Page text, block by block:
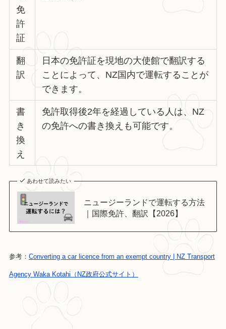
免
許
証
翻
訳
日本の免許証を現地の大使館で翻訳する
ことによって、NZ国内で運転することが
できます。
書
き
換
え
免許取得後2年を経過している人は、NZ
の免許への書き換えも可能です。
あわせて読みたい
ニュージーランドで運転する方法
｜国際免許、翻訳【2026】
参考： Converting a car licence from an exempt country | NZ Transport
Agency Waka Kotahi（NZ政府公式サイト）